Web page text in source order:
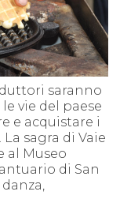
saranno
vie del paese
e acquistare i
La sagra di Vaie
al Museo
di San